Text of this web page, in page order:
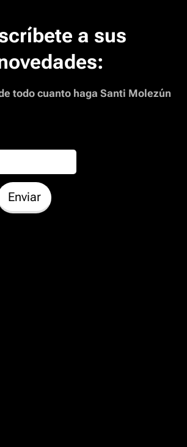
a sus
todo cuanto haga Santi Molezún
Enviar